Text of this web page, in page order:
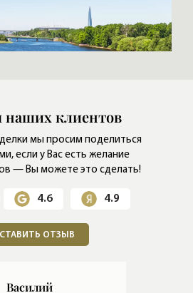
клиентов
мы просим поделиться
если у Вас есть желание
— Вы можете это сделать!
4.6 4.9
ОТЗЫВ
Евгений